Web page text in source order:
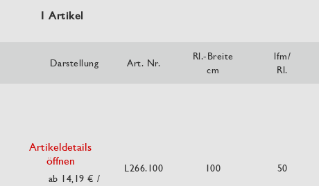
1 Artikel
Darstellung Art. Nr.
Rl.-Breite
cm
lfm/
Rl.
Artikeldetails
öffnen
ab 14,19 € /
L266.100 100 50